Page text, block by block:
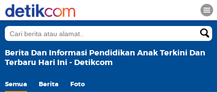
Berita Dan Informasi Pendidikan Anak Terkini Dan
Terbaru Hari Ini - Detikcom
Semua Berita Foto